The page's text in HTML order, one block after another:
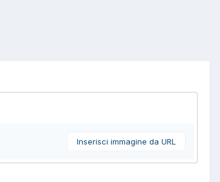
Inserisci immagine da URL